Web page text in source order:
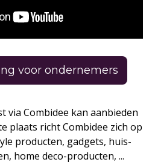
voor ondernemers
via Combidee kan aanbieden
plaats richt Combidee zich op
producten, gadgets, huis-
home deco-producten, ...